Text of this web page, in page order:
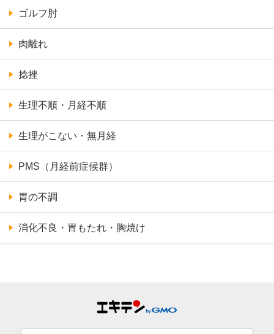
ゴルフ肘
肉離れ
捻挫
生理不順・月経不順
生理がこない・無月経
PMS（月経前症候群）
胃の不調
消化不良・胃もたれ・胸焼け